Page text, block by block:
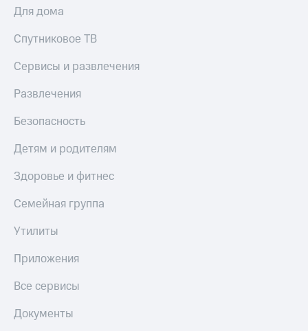
Для дома
Спутниковое ТВ
Сервисы и развлечения
Развлечения
Безопасность
Детям и родителям
Здоровье и фитнес
Семейная группа
Утилиты
Приложения
Все сервисы
Документы